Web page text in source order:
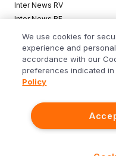
Siga o Inter
Inter News RV
Inter News RF
Top Funds
Baixe o app
We use cookies for
experience and
accordance with our
preferences indicated
Policy